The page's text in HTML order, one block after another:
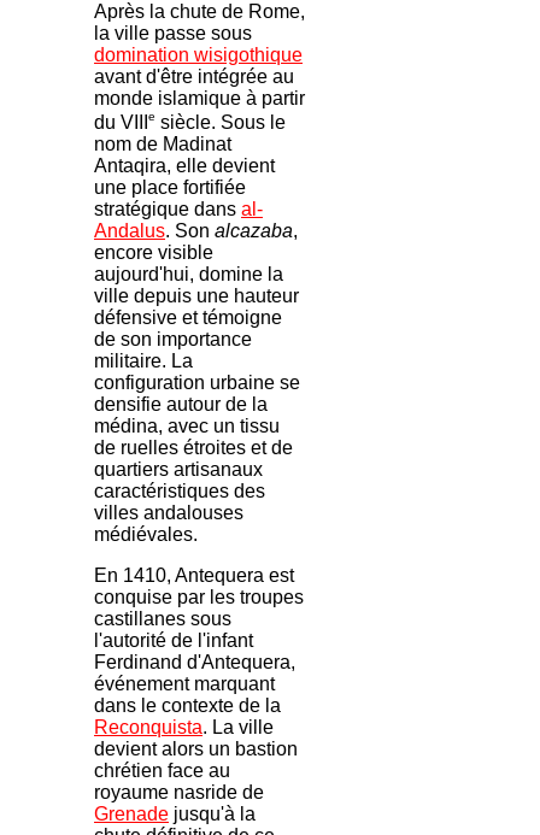
Après la chute de Rome,
la ville passe sous
domination wisigothique
avant d'être intégrée au
monde islamique à partir
du VIII
e siècle. Sous le
nom de Madinat
Antaqira, elle devient
une place fortifiée
stratégique dans al-
Andalus. Son alcazaba,
encore visible
aujourd'hui, domine la
ville depuis une hauteur
défensive et témoigne
de son importance
militaire. La
configuration urbaine se
densifie autour de la
médina, avec un tissu
de ruelles étroites et de
quartiers artisanaux
caractéristiques des
villes andalouses
médiévales.
En 1410, Antequera est
conquise par les troupes
castillanes sous
l'autorité de l'infant
Ferdinand d'Antequera,
événement marquant
dans le contexte de la
Reconquista. La ville
devient alors un bastion
chrétien face au
royaume nasride de
Grenade jusqu'à la